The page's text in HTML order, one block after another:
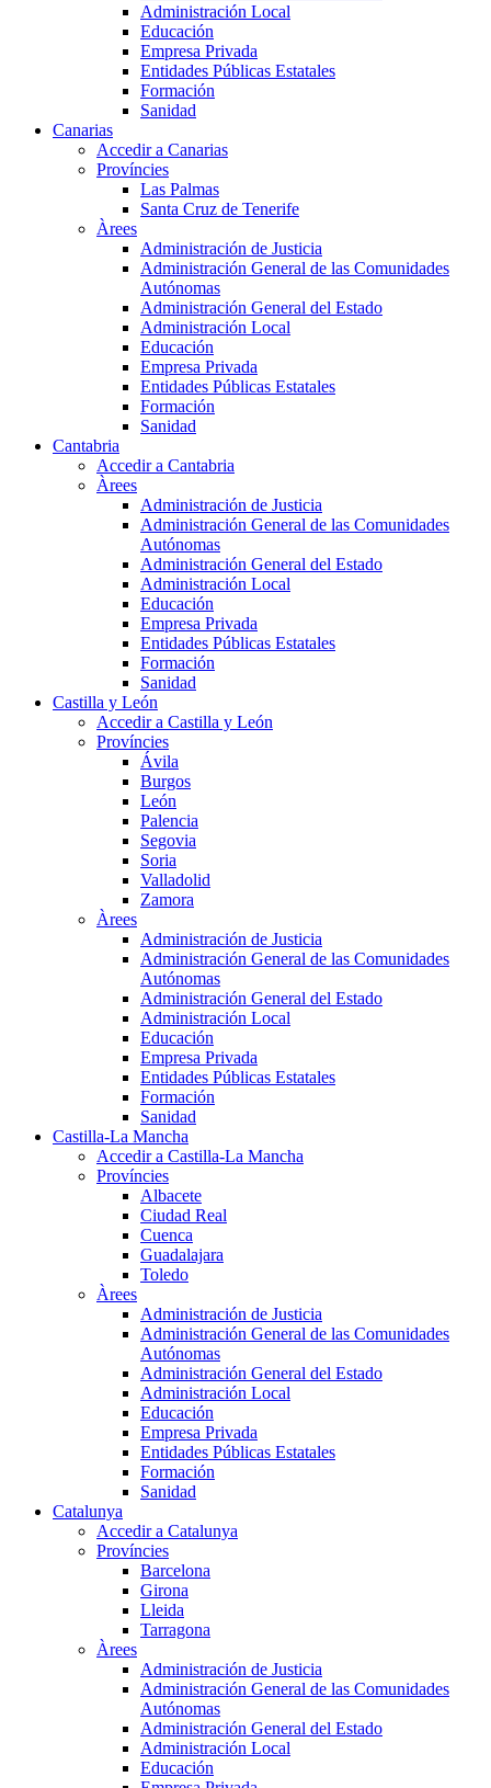
Administración Local
Educación
Empresa Privada
Entidades Públicas Estatales
Formación
Sanidad
Canarias
Accedir a Canarias
Províncies
Las Palmas
Santa Cruz de Tenerife
Àrees
Administración de Justicia
Administración General de las Comunidades
Autónomas
Administración General del Estado
Administración Local
Educación
Empresa Privada
Entidades Públicas Estatales
Formación
Sanidad
Cantabria
Accedir a Cantabria
Àrees
Administración de Justicia
Administración General de las Comunidades
Autónomas
Administración General del Estado
Administración Local
Educación
Empresa Privada
Entidades Públicas Estatales
Formación
Sanidad
Castilla y León
Accedir a Castilla y León
Províncies
Ávila
Burgos
León
Palencia
Segovia
Soria
Valladolid
Zamora
Àrees
Administración de Justicia
Administración General de las Comunidades
Autónomas
Administración General del Estado
Administración Local
Educación
Empresa Privada
Entidades Públicas Estatales
Formación
Sanidad
Castilla-La Mancha
Accedir a Castilla-La Mancha
Províncies
Albacete
Ciudad Real
Cuenca
Guadalajara
Toledo
Àrees
Administración de Justicia
Administración General de las Comunidades
Autónomas
Administración General del Estado
Administración Local
Educación
Empresa Privada
Entidades Públicas Estatales
Formación
Sanidad
Catalunya
Accedir a Catalunya
Províncies
Barcelona
Girona
Lleida
Tarragona
Àrees
Administración de Justicia
Administración General de las Comunidades
Autónomas
Administración General del Estado
Administración Local
Educación